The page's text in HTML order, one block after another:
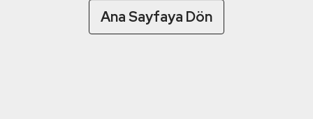
Ana Sayfaya Dön